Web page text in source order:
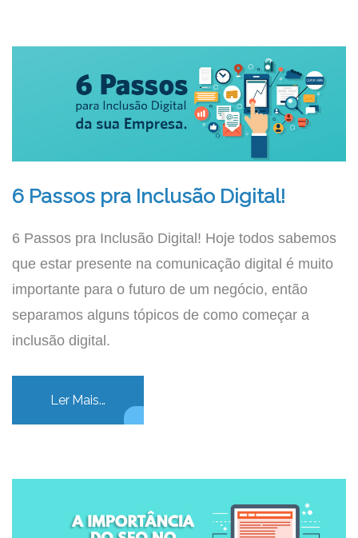
6 Passos pra Inclusão Digital!
6 Passos pra Inclusão Digital! Hoje todos sabemos
que estar presente na comunicação digital é muito
importante para o futuro de um negócio, então
separamos alguns tópicos de como começar a
inclusão digital.
Ler Mais...